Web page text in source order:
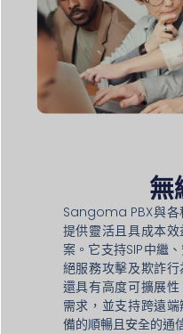
無
Sangoma PBX與各
提供靈活且具成本
案。它支持SIP中繼
絕服務攻擊及欺詐
還具有高度可擴展
需求，並支持跨遠
備的順暢且安全的通